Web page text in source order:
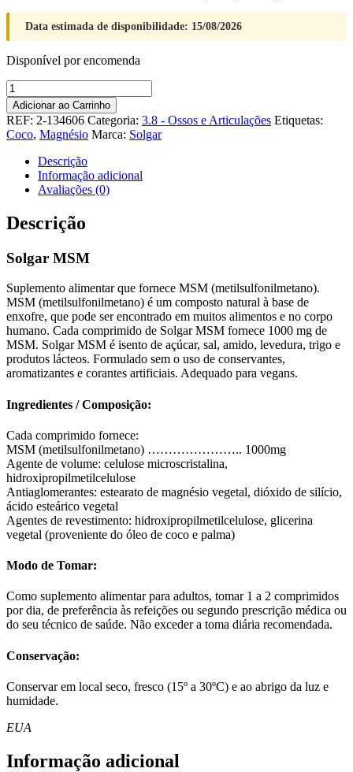
Data estimada de disponibilidade: 15/08/2026
Disponível por encomenda
Quantidade
de
Solgar
MSM
Adicionar ao Carrinho
REF: 2-134606 Categoria: 3.8 - Ossos e Articulações Etiquetas:
Coco, Magnésio Marca: Solgar
Descrição
Informação adicional
Avaliações (0)
Descrição
Solgar MSM
Suplemento alimentar que fornece MSM (metilsulfonilmetano).
MSM (metilsulfonilmetano) é um composto natural à base de
enxofre, que pode ser encontrado em muitos alimentos e no corpo
humano. Cada comprimido de Solgar MSM fornece 1000 mg de
MSM. Solgar MSM é isento de açúcar, sal, amido, levedura, trigo e
produtos lácteos. Formulado sem o uso de conservantes,
aromatizantes e corantes artificiais. Adequado para vegans.
Ingredientes / Composição:
Cada comprimido fornece:
MSM (metilsulfonilmetano) ………………….. 1000mg
Agente de volume: celulose microscristalina,
hidroxipropilmetilcelulose
Antiaglomerantes: estearato de magnésio vegetal, dióxido de silício,
ácido esteárico vegetal
Agentes de revestimento: hidroxipropilmetilcelulose, glicerina
vegetal (proveniente do óleo de coco e palma)
Modo de Tomar:
Como suplemento alimentar para adultos, tomar 1 a 2 comprimidos
por dia, de preferência às refeições ou segundo prescrição médica ou
do seu técnico de saúde. Não exceder a toma diária recomendada.
Conservação:
Conservar em local seco, fresco (15º a 30ºC) e ao abrigo da luz e
humidade.
EUA
Informação adicional